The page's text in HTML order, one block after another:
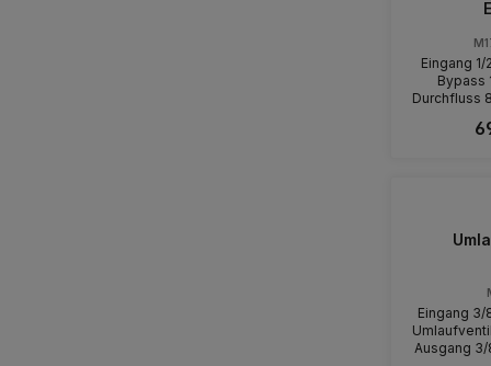
Eingang 1/
Bypass 1/2" IG
Durchfluss
den
Eingang 3/
Ausgang 3/